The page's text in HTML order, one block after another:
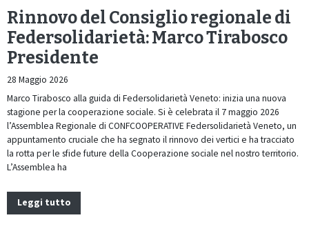
Rinnovo del Consiglio regionale di
Federsolidarietà: Marco Tirabosco
Presidente
28 Maggio 2026
Marco Tirabosco alla guida di Federsolidarietà Veneto: inizia una nuova
stagione per la cooperazione sociale. Si è celebrata il 7 maggio 2026
l’Assemblea Regionale di CONFCOOPERATIVE Federsolidarietà Veneto, un
appuntamento cruciale che ha segnato il rinnovo dei vertici e ha tracciato
la rotta per le sfide future della Cooperazione sociale nel nostro territorio.
L’Assemblea ha
Leggi tutto